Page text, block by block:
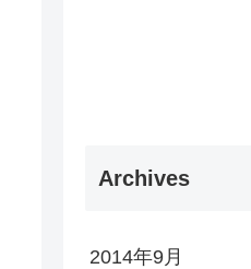
Archives
2014年9月